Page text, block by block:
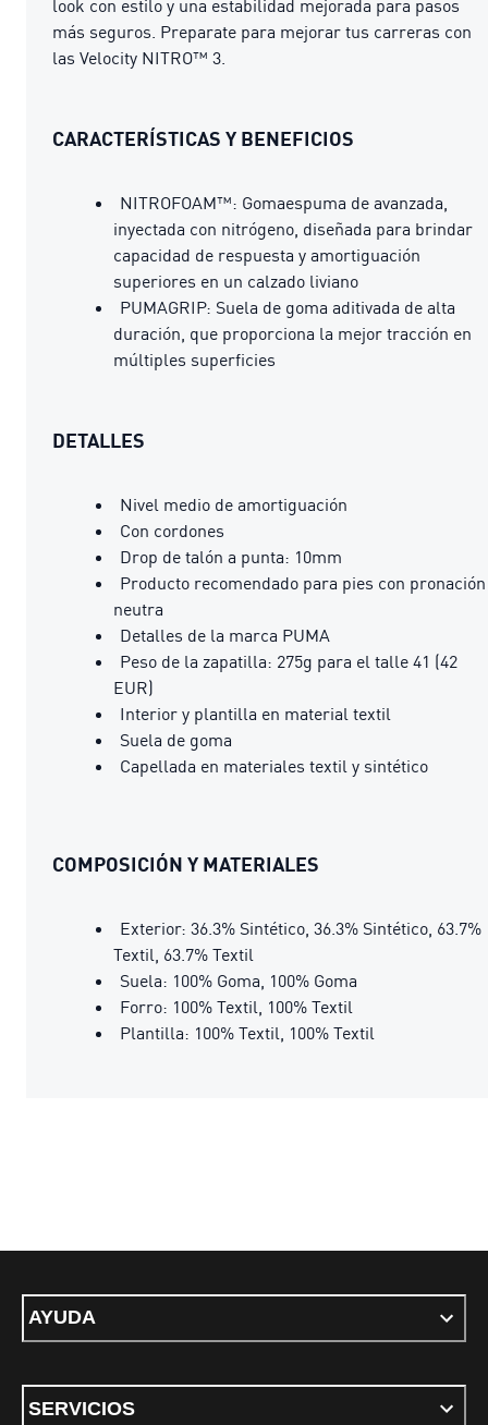
look con estilo y una estabilidad mejorada para pasos
más seguros. Preparate para mejorar tus carreras con
las Velocity NITRO™ 3.
CARACTERÍSTICAS Y BENEFICIOS
NITROFOAM™: Gomaespuma de avanzada,
inyectada con nitrógeno, diseñada para brindar
capacidad de respuesta y amortiguación
superiores en un calzado liviano
PUMAGRIP: Suela de goma aditivada de alta
duración, que proporciona la mejor tracción en
múltiples superficies
DETALLES
Nivel medio de amortiguación
Con cordones
Drop de talón a punta: 10mm
Producto recomendado para pies con pronación
neutra
Detalles de la marca PUMA
Peso de la zapatilla: 275g para el talle 41 (42
EUR)
Interior y plantilla en material textil
Suela de goma
Capellada en materiales textil y sintético
COMPOSICIÓN Y MATERIALES
Exterior: 36.3% Sintético, 36.3% Sintético, 63.7%
Textil, 63.7% Textil
Suela: 100% Goma, 100% Goma
Forro: 100% Textil, 100% Textil
Plantilla: 100% Textil, 100% Textil
AYUDA
SERVICIOS